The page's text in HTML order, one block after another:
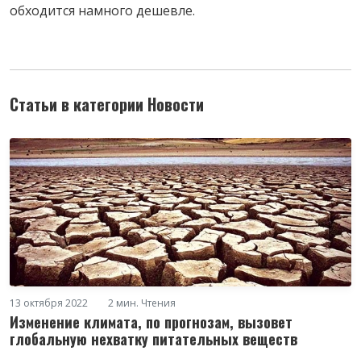
обходится намного дешевле.
Статьи в категории Новости
13 октября 2022 2 мин. Чтения
Изменение климата, по прогнозам, вызовет
глобальную нехватку питательных веществ